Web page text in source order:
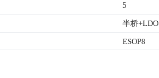
5
半桥+LDO
ESOP8